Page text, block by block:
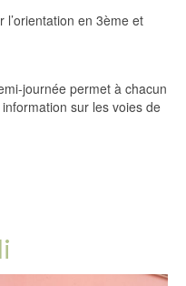
l’orientation en 3ème et
journée permet à chacun
sur les voies de